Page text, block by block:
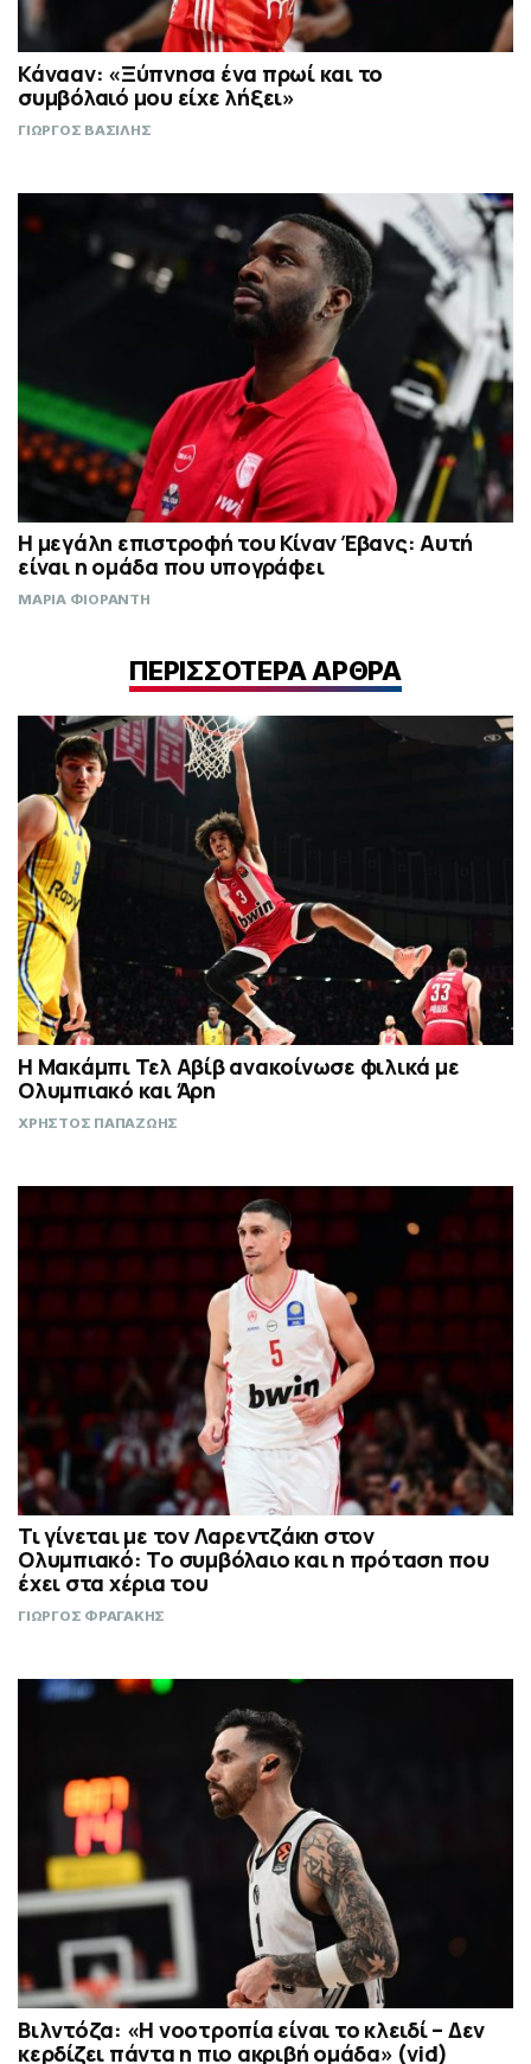
Κάνααν: «Ξύπνησα ένα πρωί και το
συμβόλαιό μου είχε λήξει»
ΓΙΩΡΓΟΣ ΒΑΣΙΛΗΣ
Η μεγάλη επιστροφή του Κίναν Έβανς: Αυτή
είναι η ομάδα που υπογράφει
ΜΑΡΙΑ ΦΙΟΡΑΝΤΗ
ΠΕΡΙΣΣΟΤΕΡΑ ΑΡΘΡΑ
Η Μακάμπι Τελ Αβίβ ανακοίνωσε φιλικά με
Ολυμπιακό και Άρη
ΧΡΗΣΤΟΣ ΠΑΠΑΖΩΗΣ
Τι γίνεται με τον Λαρεντζάκη στον
Ολυμπιακό: Το συμβόλαιο και η πρόταση που
έχει στα χέρια του
ΓΙΩΡΓΟΣ ΦΡΑΓΑΚΗΣ
Βιλντόζα: «Η νοοτροπία είναι το κλειδί – Δεν
κερδίζει πάντα η πιο ακριβή ομάδα» (vid)